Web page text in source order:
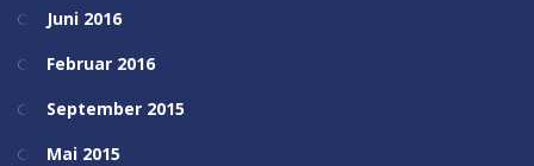
Juni 2016
Februar 2016
September 2015
Mai 2015